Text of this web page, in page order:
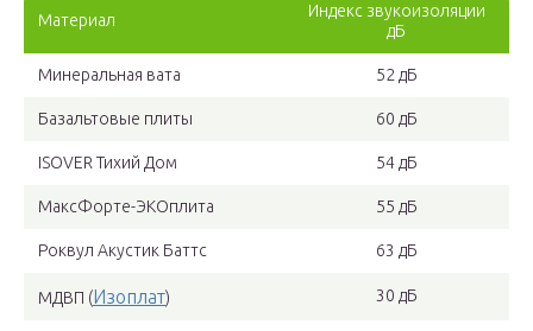
Материал
Индекс звукоизоляции
дБ
Минеральная вата 52 дБ
Базальтовые плиты 60 дБ
ISOVER Тихий Дом 54 дБ
МаксФорте-ЭКОплита 55 дБ
Роквул Акустик Баттс 63 дБ
МДВП (Изоплат) 30 дБ